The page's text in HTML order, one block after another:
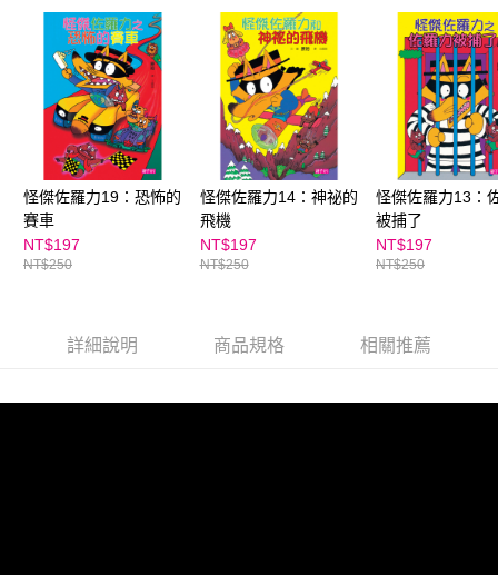
４．使用「AFTEE先享後付」時，將依據個別帳號之用戶狀況，依本公司即
時審查核予不同之上限額度；若仍有額度不足之情形，本公司將視審查結果
請求用戶進行身份認證。
５．嚴禁一人註冊多個帳號或使用他人資訊註冊。若發現惡意使用之情形，
恩沛科技股份有限公司將有權停止該用戶之使用額度並採取法律行動。
怪傑佐羅力19：恐怖的
賽車
NT$197
NT$250
怪傑佐羅力14：神祕的
飛機
NT$197
NT$250
怪傑佐羅力13：
被捕了
NT$197
NT$250
詳細說明 商品規格 相關推薦